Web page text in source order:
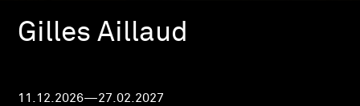
Gilles Aillaud
11.12.2026—27.02.2027